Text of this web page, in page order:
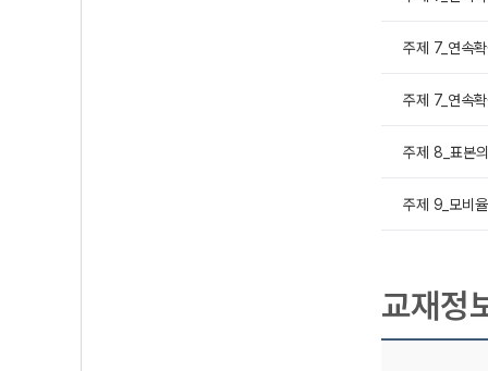
주제 7_연속
주제 7_연속
주제 8_표본
주제 9_모비
교재정